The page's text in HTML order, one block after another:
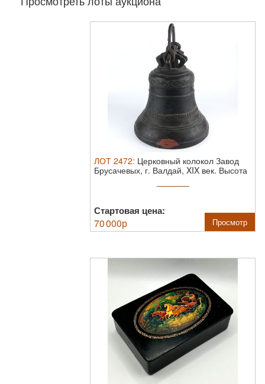
ЛОТ 2472: Церковный колокол Завод
Брусачевых, г. Валдай, XIX век. Высота
Стартовая цена:
70 000р Просмотр